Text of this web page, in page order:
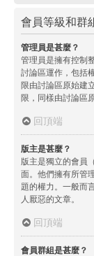
會員等級和群
管理員是甚麼？
管理員是擁有控制
討論區運作，包括
限由討論區原始建
限，同樣由討論區
回頂端
版主是甚麼？
版主是獨立的會員
面。他們擁有所管
題的權力。一般而
人厭惡的文章。
回頂端
會員群組是甚麼？